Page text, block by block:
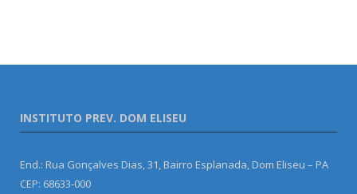
INSTITUTO PREV. DOM ELISEU
End.: Rua Gonçalves Dias, 31, Bairro Esplanada, Dom Eliseu – PA
CEP: 68633-000